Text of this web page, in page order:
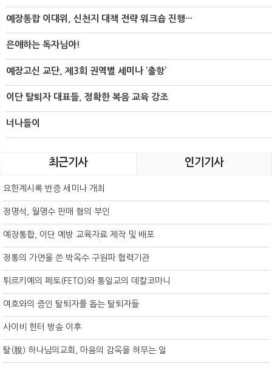
예장통합 이대위, 신천지 대책 전략 워크숍 진행···
은애하는 독자님아!
예장고신 교단, 제3회 권역별 세미나 ‘출항’
이단 탈퇴자 대표들, 정확한 복음 교육 강조
너나들이
최근기사 인기기사
요한계시록 반증 세미나 개최
정명석, 월명수 판매 혐의 부인
예장통합, 이단 예방 교육자료 제작 및 배포
정통의 가면을 쓴 박옥수 구원파 협력기관
튀르키예의 페토(FETO)와 통일교의 데칼코마니
여호와의 증인 탈퇴자를 돕는 탈퇴자들
사이비 헌터 방송 이후
탈(脫) 하나님의교회, 마음의 감옥을 허무는 일